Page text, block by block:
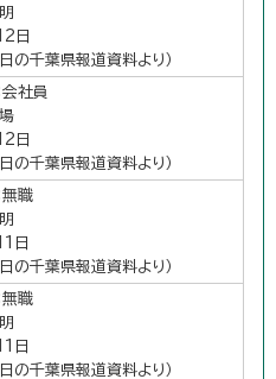
日
の千葉県報道資料より）
社員
日
の千葉県報道資料より）
無職
日
の千葉県報道資料より）
無職
日
の千葉県報道資料より）